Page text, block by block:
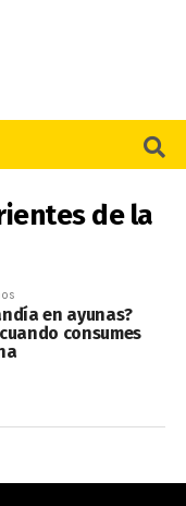
de la
en ayunas?
consumes